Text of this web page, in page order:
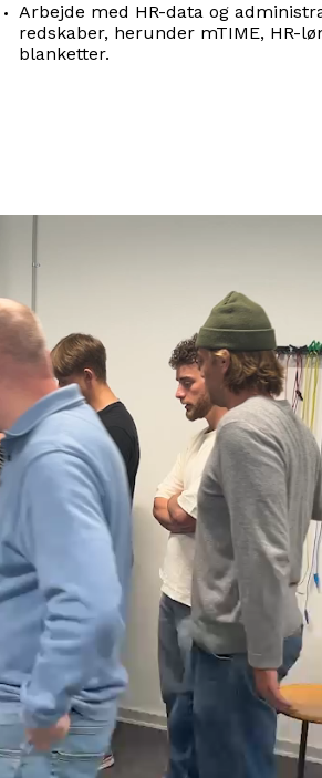
Arbejde med HR-data og
redskaber, herunder mTIME, HR-
blanketter.